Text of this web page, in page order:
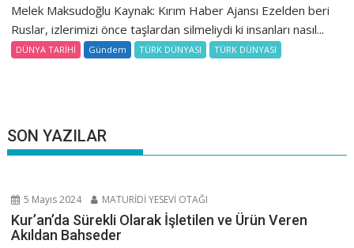
Melek Maksudoğlu Kaynak: Kırım Haber Ajansı Ezelden beri
Ruslar, izlerimizi önce taşlardan silmeliydi ki insanları nasıl...
DÜNYA TARİHİ Gündem TÜRK DÜNYASI TÜRK DÜNYASI
SON YAZILAR
5 Mayıs 2024 MATURİDİ YESEVİ OTAĞI
Kur’an’da Sürekli Olarak İşletilen ve Ürün Veren
Akıldan Bahseder